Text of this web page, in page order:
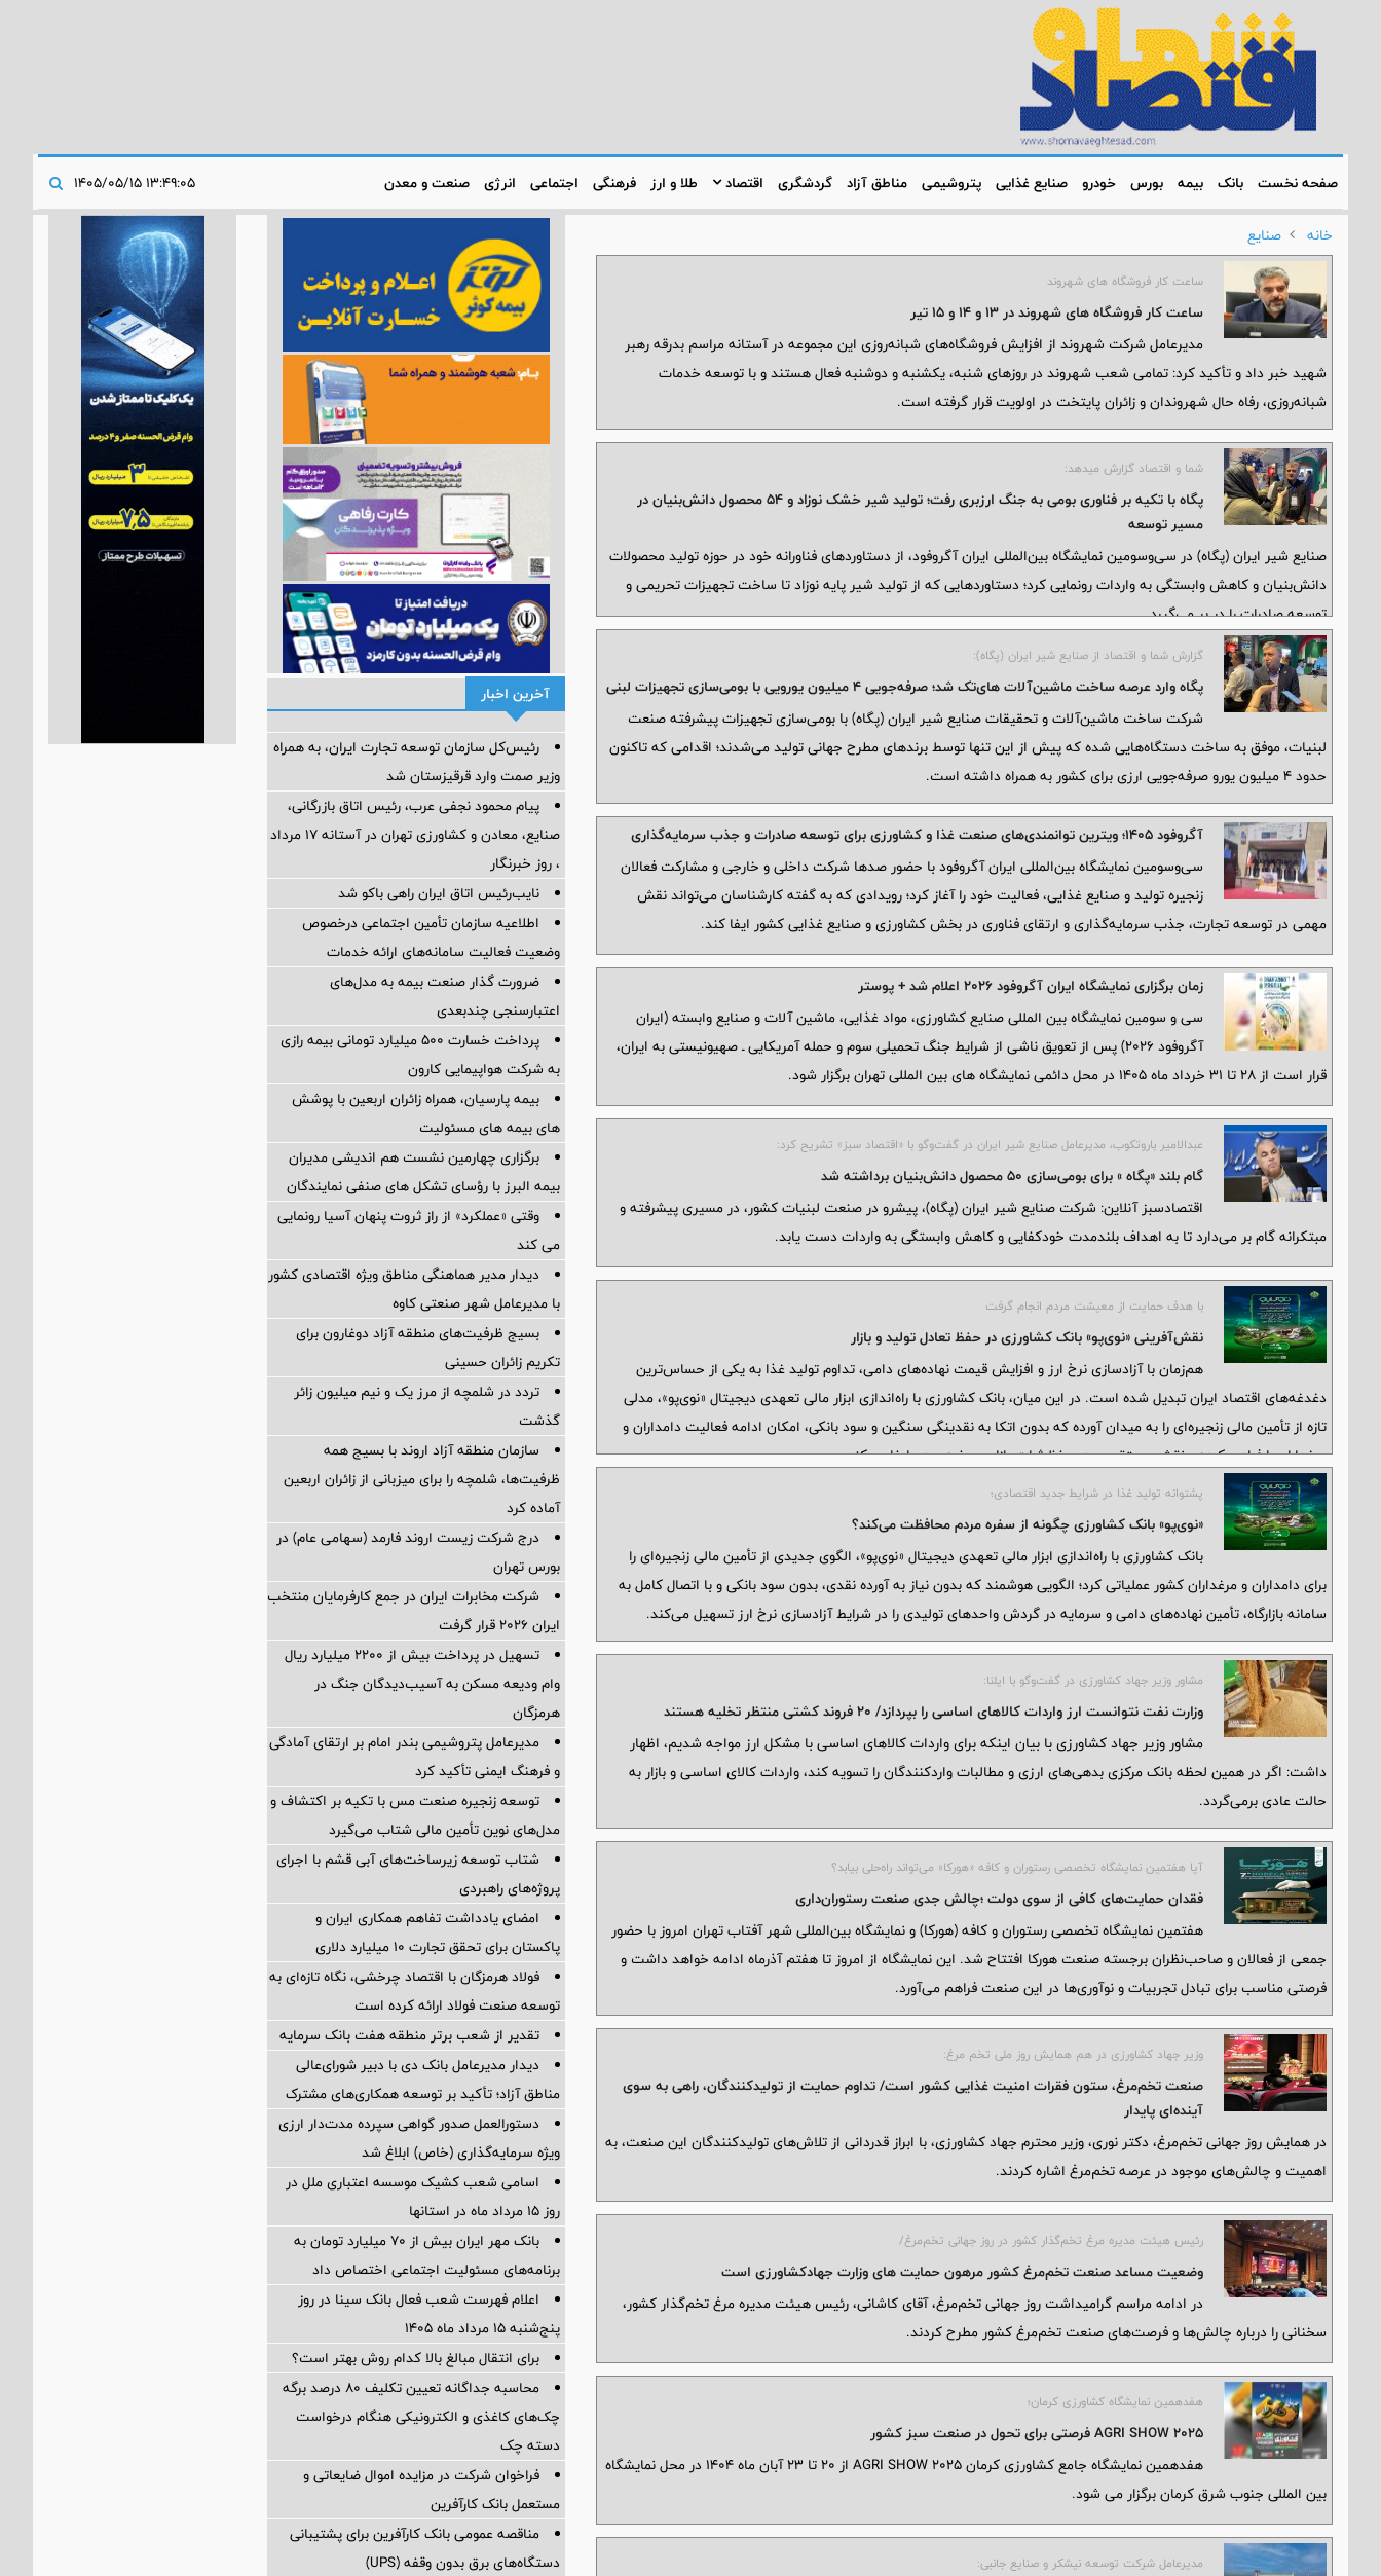
صفحه نخست بانک بیمه بورس خودرو صنایع غذایی پتروشیمی مناطق آزاد گردشگری اقتصاد طلا و ارز فرهنگی اجتماعی انرژی صنعت و معدن
خانه صنایع
ساعت کار فروشگاه های شهروند
ساعت کار فروشگاه های شهروند در 13 و 14 و 15 تیر
مدیرعامل شرکت شهروند از افزایش فروشگاه‌های شبانه‌روزی این مجموعه در آستانه مراسم بدرقه رهبر
شهید خبر داد و تأکید کرد: تمامی شعب شهروند در روزهای شنبه، یکشنبه و دوشنبه فعال هستند و با توسعه خدمات
شبانه‌روزی، رفاه حال شهروندان و زائران پایتخت در اولویت قرار گرفته است.
شما و اقتصاد گزارش میدهد:
پگاه با تکیه بر فناوری بومی به جنگ ارزبری رفت؛ تولید شیر خشک نوزاد و ۵۴ محصول دانش‌بنیان در
مسیر توسعه
صنایع شیر ایران (پگاه) در سی‌وسومین نمایشگاه بین‌المللی ایران آگروفود، از دستاوردهای فناورانه خود در حوزه تولید محصولات
دانش‌بنیان و کاهش وابستگی به واردات رونمایی کرد؛ دستاوردهایی که از تولید شیر پایه نوزاد تا ساخت تجهیزات تحریمی و
توسعه صادرات را در بر می‌گیرد.
گزارش شما و اقتصاد از صنایع شیر ایران (پگاه):
پگاه وارد عرصه ساخت ماشین‌آلات های‌تک شد؛ صرفه‌جویی ۴ میلیون یورویی با بومی‌سازی تجهیزات لبنی
شرکت ساخت ماشین‌آلات و تحقیقات صنایع شیر ایران (پگاه) با بومی‌سازی تجهیزات پیشرفته صنعت
لبنیات، موفق به ساخت دستگاه‌هایی شده که پیش از این تنها توسط برندهای مطرح جهانی تولید می‌شدند؛ اقدامی که تاکنون
حدود ۴ میلیون یورو صرفه‌جویی ارزی برای کشور به همراه داشته است.
آگروفود ۱۴۰۵؛ ویترین توانمندی‌های صنعت غذا و کشاورزی برای توسعه صادرات و جذب سرمایه‌گذاری
سی‌وسومین نمایشگاه بین‌المللی ایران آگروفود با حضور صدها شرکت داخلی و خارجی و مشارکت فعالان
زنجیره تولید و صنایع غذایی، فعالیت خود را آغاز کرد؛ رویدادی که به گفته کارشناسان می‌تواند نقش
مهمی در توسعه تجارت، جذب سرمایه‌گذاری و ارتقای فناوری در بخش کشاورزی و صنایع غذایی کشور ایفا کند.
زمان برگزاری نمایشگاه ایران آگروفود ۲۰۲۶ اعلام شد + پوستر
سی و سومین نمایشگاه بین المللی صنایع کشاورزی، مواد غذایی، ماشین آلات و صنایع وابسته (ایران
آگروفود ۲۰۲۶) پس از تعویق ناشی از شرایط جنگ تحمیلی سوم و حمله آمریکایی ـ صهیونیستی به ایران،
قرار است از ۲۸ تا ۳۱ خرداد ماه ۱۴۰۵ در محل دائمی نمایشگاه های بین المللی تهران برگزار شود.
عبدالامیر باروتکوب، مدیرعامل صنایع شیر ایران در گفت‌و‌گو با «اقتصاد سبز» تشریح کرد:
گام بلند «پگاه » برای بومی‌سازی 50 محصول دانش‌بنیان برداشته شد
اقتصادسبز آنلاین: شرکت صنایع شیر ایران (پگاه)، پیشرو در صنعت لبنیات کشور، در مسیری پیشرفته و
مبتکرانه گام بر می‌دارد تا به اهداف بلندمدت خودکفایی و کاهش وابستگی به واردات دست یابد.
با هدف حمایت از معیشت مردم انجام گرفت
نقش‌آفرینی «نوی‌پو» بانک کشاورزی در حفظ تعادل تولید و بازار
هم‌زمان با آزادسازی نرخ ارز و افزایش قیمت نهاده‌های دامی، تداوم تولید غذا به یکی از حساس‌ترین
دغدغه‌های اقتصاد ایران تبدیل شده است. در این میان، بانک کشاورزی با راه‌اندازی ابزار مالی تعهدی دیجیتال «نوی‌پو»، مدلی
تازه از تأمین مالی زنجیره‌ای را به میدان آورده که بدون اتکا به نقدینگی سنگین و سود بانکی، امکان ادامه فعالیت دامداران و
مرغداران را فراهم کرده و نقش مستقیمی در حفظ ثبات بازار و سفره مردم ایفا می‌کند.
پشتوانه تولید غذا در شرایط جدید اقتصادی؛
«نوی‌پو» بانک کشاورزی چگونه از سفره مردم محافظت می‌کند؟
بانک کشاورزی با راه‌اندازی ابزار مالی تعهدی دیجیتال «نوی‌پو»، الگوی جدیدی از تأمین مالی زنجیره‌ای را
برای دامداران و مرغداران کشور عملیاتی کرد؛ الگویی هوشمند که بدون نیاز به آورده نقدی، بدون سود بانکی و با اتصال کامل به
سامانه بازارگاه، تأمین نهاده‌های دامی و سرمایه در گردش واحدهای تولیدی را در شرایط آزادسازی نرخ ارز تسهیل می‌کند.
مشاور وزیر جهاد کشاورزی در گفت‌وگو با ایلنا:
وزارت نفت نتوانست ارز واردات کالاهای اساسی را بپردازد/ ٢٠ فروند کشتی منتظر تخلیه هستند
مشاور وزیر جهاد کشاورزی با بیان اینکه برای واردات کالاهای اساسی با مشکل ارز مواجه شدیم، اظهار
داشت: اگر در همین لحظه بانک مرکزی بدهی‌های ارزی و مطالبات واردکنندگان را تسویه کند، واردات کالای اساسی و بازار به
حالت عادی برمی‌گردد.
آیا هفتمین نمایشگاه تخصصی رستوران و کافه «هورکا» می‌تواند راه‌حلی بیابد؟
فقدان حمایت‌های کافی از سوی دولت ؛چالش‌ جدی صنعت رستوران‌داری
هفتمین نمایشگاه تخصصی رستوران و کافه (هورکا) و نمایشگاه بین‌المللی شهر آفتاب تهران امروز با حضور
جمعی از فعالان و صاحب‌نظران برجسته صنعت هورکا افتتاح شد. این نمایشگاه از امروز تا هفتم آذرماه ادامه خواهد داشت و
فرصتی مناسب برای تبادل تجربیات و نوآوری‌ها در این صنعت فراهم می‌آورد.
وزیر جهاد کشاورزی در هم همایش روز ملی تخم مرغ:
صنعت تخم‌مرغ، ستون فقرات امنیت غذایی کشور است/ تداوم حمایت از تولیدکنندگان، راهی به سوی
آینده‌ای پایدار
در همایش روز جهانی تخم‌مرغ، دکتر نوری، وزیر محترم جهاد کشاورزی، با ابراز قدردانی از تلاش‌های تولیدکنندگان این صنعت، به
اهمیت و چالش‌های موجود در عرصه تخم‌مرغ اشاره کردند.
رئیس هیئت مدیره مرغ تخم‌گذار کشور در روز جهانی تخم‌مرغ/
وضعیت مساعد صنعت تخم‌مرغ کشور مرهون حمایت های وزارت جهادکشاورزی است
در ادامه مراسم گرامیداشت روز جهانی تخم‌مرغ، آقای کاشانی، رئیس هیئت مدیره مرغ تخم‌گذار کشور،
سخنانی را درباره چالش‌ها و فرصت‌های صنعت تخم‌مرغ کشور مطرح کردند.
هفدهمین نمایشگاه کشاورزی کرمان؛
2025 AGRI SHOW فرصتی برای تحول در صنعت سبز کشور
هفدهمین نمایشگاه جامع کشاورزی کرمان 2025 AGRI SHOW از ۲۰ تا ۲۳ آبان ماه ۱۴۰۴ در محل نمایشگاه
بین المللی جنوب شرق کرمان برگزار می شود.
مدیرعامل شرکت توسعه نیشکر و صنایع جانبی:
آخرین اخبار
رئیس‌کل سازمان توسعه تجارت ایران، به همراه
وزیر صمت وارد قرقیزستان شد
پیام محمود نجفی عرب، رئیس اتاق بازرگانی،
صنایع، معادن و کشاورزی تهران در آستانه 17 مرداد
، روز خبرنگار
نایب‌رئیس اتاق ایران راهی باکو شد
اطلاعیه سازمان تأمین اجتماعی درخصوص
وضعیت فعالیت سامانه‌های ارائه خدمات
ضرورت گذار صنعت بیمه به مدل‌های
اعتبارسنجی چندبعدی
پرداخت خسارت ۵۰۰ میلیارد تومانی بیمه رازی
به شرکت هواپیمایی کارون
بیمه پارسیان، همراه زائران اربعین با پوشش
های بیمه های مسئولیت
برگزاری چهارمین نشست هم اندیشی مدیران
بیمه البرز با رؤسای تشکل های صنفی نمایندگان
وقتی «عملکرد» از راز ثروت پنهان آسیا رونمایی
می کند
دیدار مدیر هماهنگی مناطق ویژه اقتصادی کشور
با مدیرعامل شهر صنعتی کاوه
بسیج ظرفیت‌های منطقه آزاد دوغارون برای
تکریم زائران حسینی
تردد در شلمچه از مرز یک و نیم میلیون زائر
گذشت
سازمان منطقه آزاد اروند با بسیج همه
ظرفیت‌ها، شلمچه را برای میزبانی از زائران اربعین
آماده کرد
درج شرکت زیست اروند فارمد (سهامی عام) در
بورس تهران
شرکت مخابرات ایران در جمع کارفرمایان منتخب
ایران ۲۰۲۶ قرار گرفت
تسهیل در پرداخت بیش از ۲۲۰۰ میلیارد ریال
وام ودیعه مسکن به آسیب‌دیدگان جنگ در
هرمزگان
مدیرعامل پتروشیمی بندر امام بر ارتقای آمادگی
و فرهنگ ایمنی تأکید کرد
توسعه زنجیره صنعت مس با تکیه بر اکتشاف و
مدل‌های نوین تأمین مالی شتاب می‌گیرد
شتاب توسعه زیرساخت‌های آبی قشم با اجرای
پروژه‌های راهبردی
امضای یادداشت تفاهم همکاری ایران و
پاکستان برای تحقق تجارت ۱۰ میلیارد دلاری
فولاد هرمزگان با اقتصاد چرخشی، نگاه تازه‌ای به
توسعه صنعت فولاد ارائه کرده است
تقدیر از شعب برتر منطقه هفت بانک سرمایه
دیدار مدیرعامل بانک دی با دبیر شورای‌عالی
مناطق آزاد؛ تأکید بر توسعه همکاری‌های مشترک
دستورالعمل صدور گواهی سپرده مدت‌دار ارزی
ویژه سرمایه‌گذاری (خاص) ابلاغ شد
اسامی شعب کشیک موسسه اعتباری ملل در
روز 15 مرداد ماه در استانها
بانک مهر ایران بیش از ۷۰ میلیارد تومان به
برنامه‌های مسئولیت اجتماعی اختصاص داد
اعلام فهرست شعب فعال بانک سینا در روز
پنج‌شنبه 15 مرداد ماه 1405
برای انتقال مبالغ بالا کدام روش بهتر است؟
محاسبه جداگانه تعیین تکلیف 80 درصد برگه
چک‌های کاغذی و الکترونیکی هنگام درخواست
دسته چک
فراخوان شرکت در مزایده اموال ضایعاتی و
مستعمل بانک کارآفرین
مناقصه عمومی بانک کارآفرین برای پشتیبانی
دستگاه‌های برق بدون وقفه (UPS)